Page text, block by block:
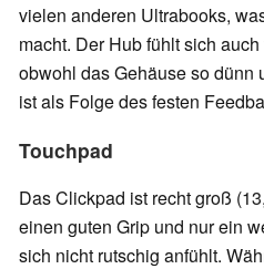
vielen anderen Ultrabooks,
macht. Der Hub fühlt sich
obwohl das Gehäuse so dünn
ist als Folge des festen
Touchpad
Das Clickpad ist recht groß
einen guten Grip und nur ein
sich nicht rutschig anfühlt.